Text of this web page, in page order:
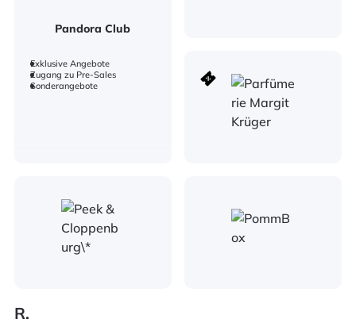
Pandora Club
Exklusive Angebote
Zugang zu Pre-Sales
Sonderangebote
R.